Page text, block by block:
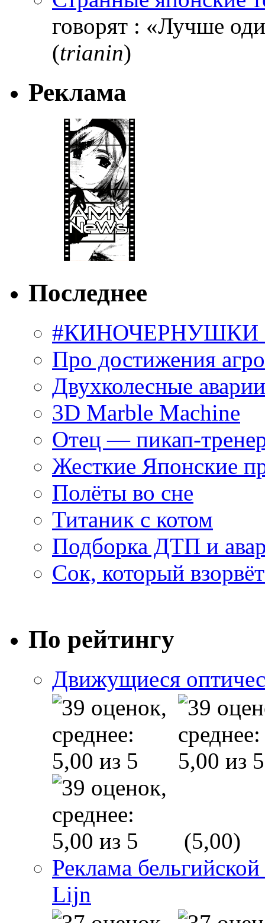
говорят : «Лучше
(trianin)
Реклама
Последнее
#КИНОЧЕРНУШКИ
Про достижения
Двухколесные
3D Marble Machine
Отец — пикап-
Жесткие Японские
Полёты во сне
Титаник с котом
Подборка ДТП и
Сок, который
По рейтингу
Движущиеся
(5,00)
Реклама
Lijn